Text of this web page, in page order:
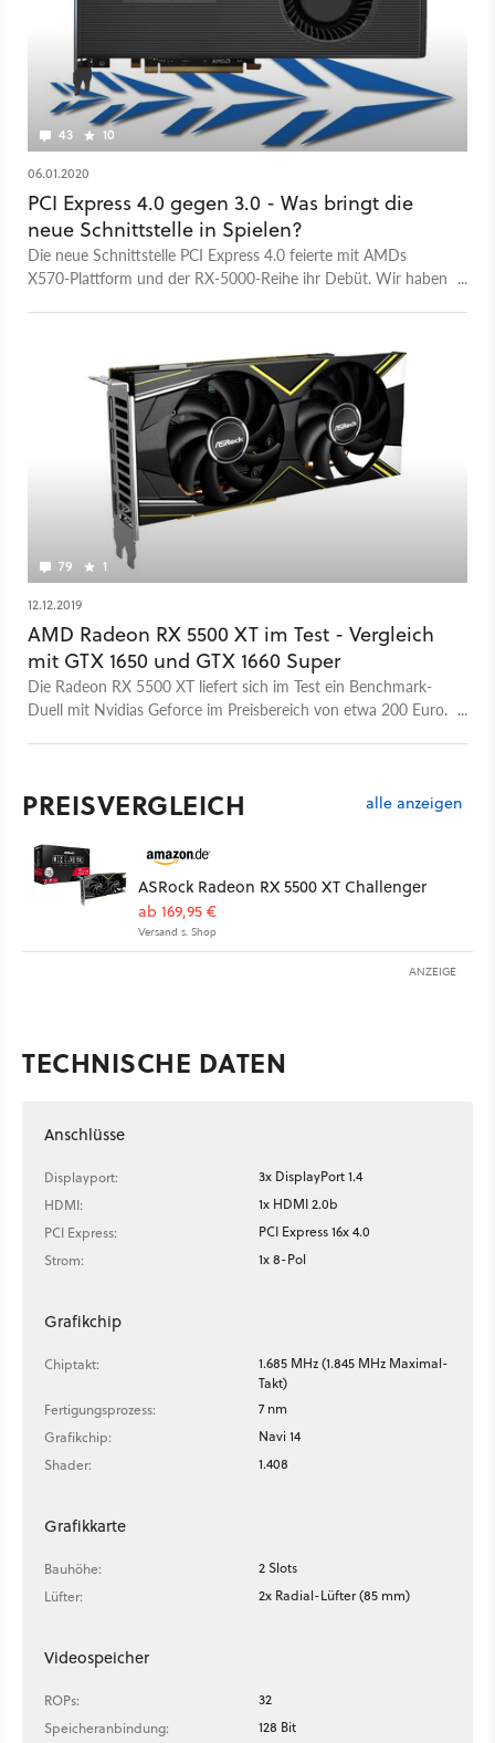
43 10
06.01.2020
PCI Express 4.0 gegen 3.0 - Was bringt die
neue Schnittstelle in Spielen?
Die neue Schnittstelle PCI Express 4.0 feierte mit AMDs
X570-Plattform und der RX-5000-Reihe ihr Debüt. Wir haben
79 1
12.12.2019
AMD Radeon RX 5500 XT im Test - Vergleich
mit GTX 1650 und GTX 1660 Super
Die Radeon RX 5500 XT liefert sich im Test ein Benchmark-
Duell mit Nvidias Geforce im Preisbereich von etwa 200 Euro.
PREISVERGLEICH alle anzeigen
ASRock Radeon RX 5500 XT Challenger
ab 169,95 €
Versand s. Shop
ANZEIGE
TECHNISCHE DATEN
Anschlüsse
Displayport:
3x DisplayPort 1.4
HDMI:
1x HDMI 2.0b
PCI Express:
PCI Express 16x 4.0
Strom:
1x 8-Pol
Grafikchip
Chiptakt:
1.685 MHz (1.845 MHz Maximal-
Takt)
Fertigungsprozess:
7 nm
Grafikchip:
Navi 14
Shader:
1.408
Grafikkarte
Bauhöhe:
2 Slots
Lüfter:
2x Radial-Lüfter (85 mm)
Videospeicher
ROPs:
32
Speicheranbindung:
128 Bit